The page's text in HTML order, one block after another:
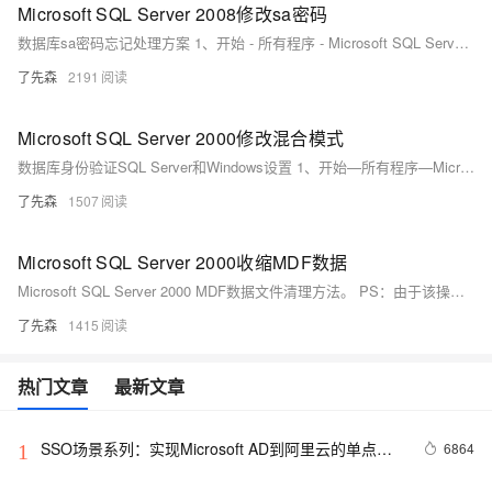
Microsoft SQL Server 2008修改sa密码
数据库sa密码忘记处理方案 1、开始 - 所有程序 - Microsoft SQL Server 2008 R2 - 点击SQL Server Management Studio（如图1-1）。
了先森 2191
Microsoft SQL Server 2000修改混合模式
数据库身份验证SQL Server和Windows设置 1、开始—所有程序—Microsoft SQL Server—企业管理器，进入Microsoft SQL Server 2000数据库中（如图1-1）。
了先森 1507
Microsoft SQL Server 2000收缩MDF数据
Microsoft SQL Server 2000 MDF数据文件清理方法。 PS：由于该操作涉及数据库中的数据，请在操作前先做好数据备份。 准备：Microsoft SQL Server 2000收缩MDF脚本，请点击下载获取。
了先森 1415
热门文章 最新文章
1
SSO场景系列：实现Microsoft AD到阿里云的单点登
6864